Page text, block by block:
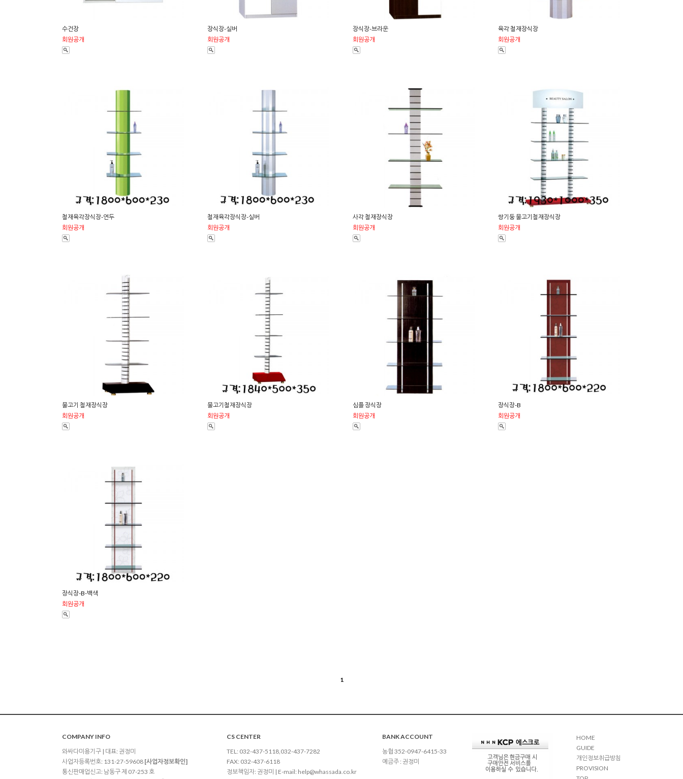
수건장
회원공개
장식장-실버
회원공개
장식장-브라운
회원공개
육각 철재장식장
회원공개
철재육각장식장-연두
회원공개
철재육각장식장-실버
회원공개
사각 철재장식장
회원공개
쌍기둥 물고기철재장식장
회원공개
물고기 철재장식장
회원공개
물고기철재장식장
회원공개
심플 장식장
회원공개
장식장-B
회원공개
장식장-B-백색
회원공개
1
COMPANY INFO
와싸다미용기구 | 대표: 권정미
사업자등록번호: 131-27-59608 [사업자정보확인]
통신판매업신고: 남동구 제 07-253 호
CS CENTER
TEL: 032-437-5118,032-437-7282
FAX: 032-437-6118
정보책임자: 권정미 | E-mail: help@whassada.co.kr
BANK ACCOUNT
농협 352-0947-6415-33
예금주 : 권정미
HOME
GUIDE
개인정보취급방침
PROVISION